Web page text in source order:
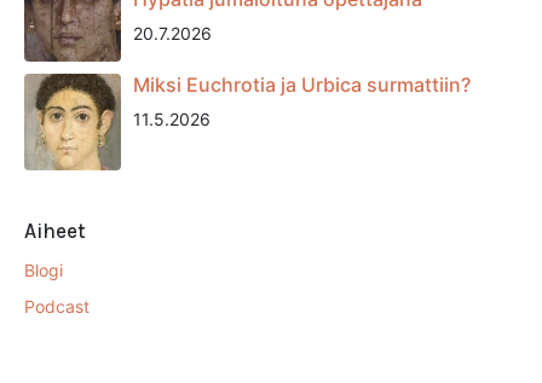
20.7.2026
Miksi Euchrotia ja Urbica surmattiin?
11.5.2026
Aiheet
Blogi
Podcast